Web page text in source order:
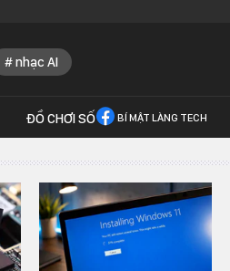
nhạc AI
ĐỒ CHƠI SỐ BÍ MẬT LÀNG TECH